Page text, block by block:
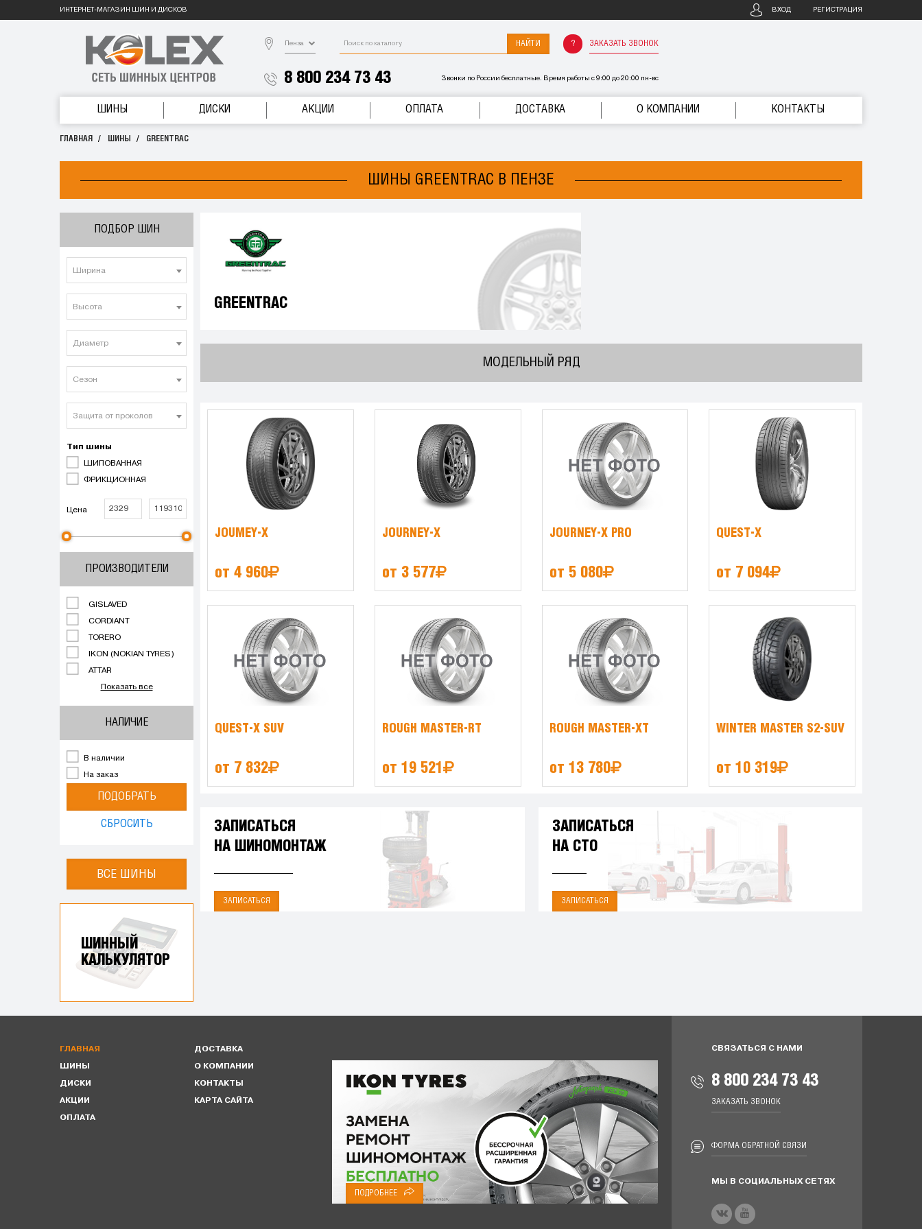
ИНТЕРНЕТ-МАГАЗИН ШИН И ДИСКОВ ВХОД РЕГИСТРАЦИЯ
Пенза НАЙТИ ЗАКАЗАТЬ ЗВОНОК
8 800 234 73 43 Звонки по России бесплатные. Время работы с 9:00 до 20:00 пн-вс
ШИНЫ ДИСКИ АКЦИИ ОПЛАТА ДОСТАВКА О КОМПАНИИ КОНТАКТЫ
ГЛАВНАЯ ШИНЫ GREENTRAC
ШИНЫ GREENTRAC В ПЕНЗЕ
ПОДБОР ШИН
Ширина
Высота
Диаметр
Сезон
Защита от проколов
Тип шины
ШИПОВАННАЯ
ФРИКЦИОННАЯ
Цена
ПРОИЗВОДИТЕЛИ
GISLAVED
CORDIANT
TORERO
IKON (NOKIAN TYRES)
ATTAR
Показать все
НАЛИЧИЕ
В наличии
На заказ
ПОДОБРАТЬ
СБРОСИТЬ
ВСЕ ШИНЫ
ШИННЫЙ
КАЛЬКУЛЯТОР
GREENTRAC
МОДЕЛЬНЫЙ РЯД
JOUMEY-X
от 4 960
JOURNEY-X
от 3 577
JOURNEY-X PRO
от 5 080
QUEST-X
от 7 094
QUEST-X SUV
от 7 832
ROUGH MASTER-RT
от 19 521
ROUGH MASTER-XT
от 13 780
WINTER MASTER S2-SUV
от 10 319
ЗАПИСАТЬСЯ
НА ШИНОМОНТАЖ
ЗАПИСАТЬСЯ
ЗАПИСАТЬСЯ
НА СТО
ЗАПИСАТЬСЯ
ГЛАВНАЯ
ШИНЫ
ДИСКИ
АКЦИИ
ОПЛАТА
ДОСТАВКА
О КОМПАНИИ
КОНТАКТЫ
КАРТА САЙТА
ПОДРОБНЕЕ
СВЯЗАТЬСЯ С НАМИ
8 800 234 73 43
ЗАКАЗАТЬ ЗВОНОК
ФОРМА ОБРАТНОЙ СВЯЗИ
МЫ В СОЦИАЛЬНЫХ СЕТЯХ